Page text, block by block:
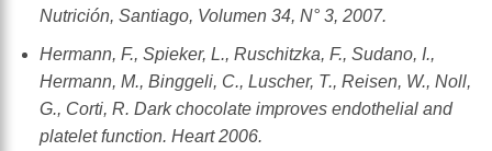
Nutrición, Santiago, Volumen 34, N° 3, 2007.
Hermann, F., Spieker, L., Ruschitzka, F., Sudano, I.,
Hermann, M., Binggeli, C., Luscher, T., Reisen, W., Noll,
G., Corti, R. Dark chocolate improves endothelial and
platelet function. Heart 2006.